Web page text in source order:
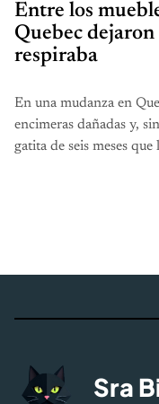
Entre los
Quebec
respiraba
En una mudanza en
encimeras dañadas y,
gatita de seis meses
Sra